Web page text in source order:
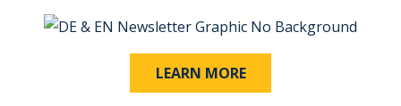
LEARN MORE